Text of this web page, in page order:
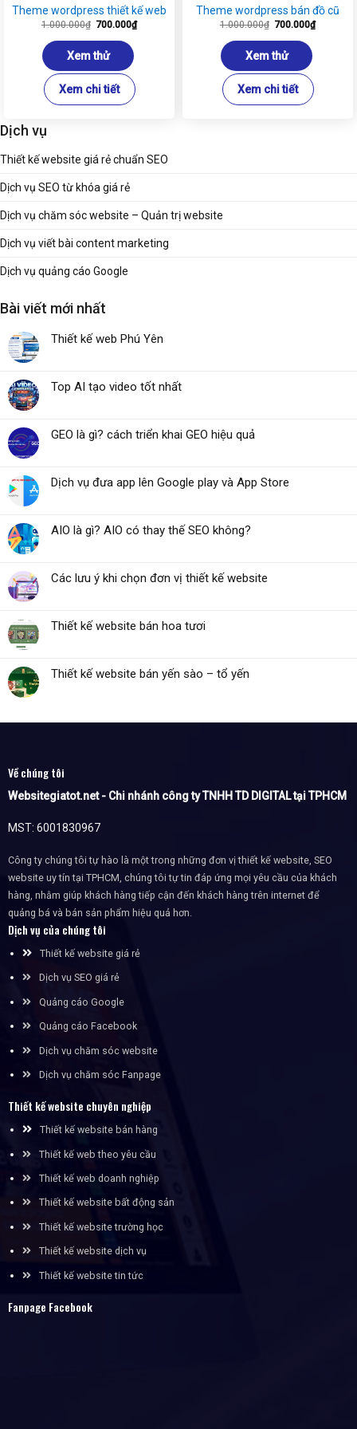
Theme wordpress thiết kế web
1.000.000₫ Giá
là:
1.000.000₫.
700.000₫Giá
hiện
Xem thử
Xem chi tiết
Theme wordpress bán đồ cũ
1.000.000₫ Giá
là:
1.000.000₫.
700.000₫Giá
hiện
Xem thử
Xem chi tiết
Dịch vụ
Thiết kế website giá rẻ chuẩn SEO
Dịch vụ SEO từ khóa giá rẻ
Dịch vụ chăm sóc website – Quản trị website
Dịch vụ viết bài content marketing
Dịch vụ quảng cáo Google
Bài viết mới nhất
Thiết kế web Phú Yên
Top AI tạo video tốt nhất
GEO là gì? cách triển khai GEO hiệu quả
Dịch vụ đưa app lên Google play và App Store
AIO là gì? AIO có thay thế SEO không?
Các lưu ý khi chọn đơn vị thiết kế website
Thiết kế website bán hoa tươi
Thiết kế website bán yến sào – tổ yến
Về chúng tôi
Websitegiatot.net - Chi nhánh công ty TNHH TD DIGITAL tại TPHCM
MST: 6001830967
Công ty chúng tôi tự hào là một trong những đơn vị thiết kế website, SEO
website uy tín tại TPHCM, chúng tôi tự tin đáp ứng mọi yêu cầu của khách
hàng, nhằm giúp khách hàng tiếp cận đến khách hàng trên internet để
quảng bá và bán sản phẩm hiệu quả hơn.
Dịch vụ của chúng tôi
Thiết kế website giá rẻ
Dịch vụ SEO giá rẻ
Quảng cáo Google
Quảng cáo Facebook
Dịch vụ chăm sóc website
Dịch vụ chăm sóc Fanpage
Thiết kế website chuyên nghiệp
Thiết kế website bán hàng
Thiết kế web theo yêu cầu
Thiết kế web doanh nghiệp
Thiết kế website bất động sản
Thiết kế website trường học
Thiết kế website dịch vụ
Thiết kế website tin tức
Fanpage Facebook